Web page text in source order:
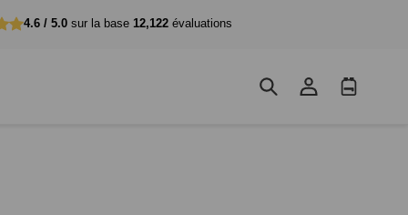
4.6 / 5.0sur la base 12,122évaluations
connecter
Panier
d'achat